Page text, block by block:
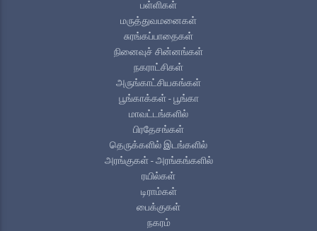
பள்ளிகள்
மருத்துவமனைகள்
சுரங்கப்பாதைகள்
நினைவுச் சின்னங்கள்
நகராட்சிகள்
அருங்காட்சியகங்கள்
பூங்காக்கள் - பூங்கா
மாவட்டங்களில்
பிரதேசங்கள்
தெருக்களில் இடங்களில்
அரங்குகள் - அரங்கங்களில்
ரயில்கள்
டிராம்கள்
பைக்குகள்
நகரம்